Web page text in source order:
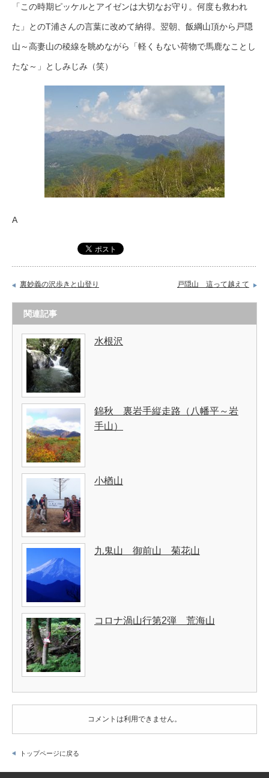
「この時期ピッケルとアイゼンは大切なお守り。何度も救われ
た」とのT浦さんの言葉に改めて納得。翌朝、飯綱山頂から戸隠
山～高妻山の稜線を眺めながら「軽くもない荷物で馬鹿なことし
たな～」としみじみ（笑）
A
裏妙義の沢歩きと山登り 戸隠山 這って越えて
関連記事
水根沢
錦秋 裏岩手縦走路（八幡平～岩
手山）
小楢山
九鬼山 御前山 菊花山
コロナ渦山行第2弾 荒海山
コメントは利用できません。
トップページに戻る